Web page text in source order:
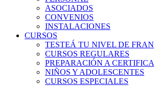
ASOCIADOS
CONVENIOS
INSTALACIONES
CURSOS
TESTEÁ TU NIVEL DE
CURSOS REGULARES
PREPARACIÓN A
NIÑOS Y ADOLESCENTES
CURSOS ESPECIALES